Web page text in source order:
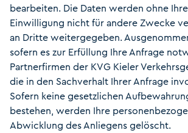
bearbeiten. Die Daten werden ohne
Einwilligung nicht für andere Zwecke
an Dritte weitergegeben.
sofern es zur Erfüllung Ihre Anfrage
Partnerfirmen der KVG Kieler
die in den Sachverhalt Ihrer Anfrage
Sofern keine gesetzlichen
bestehen, werden Ihre
Abwicklung des Anliegens gelöscht.